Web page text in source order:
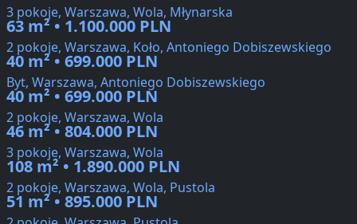
3 pokoje, Warszawa, Wola, Młynarska
63 m² • 1.100.000 PLN
2 pokoje, Warszawa, Koło, Antoniego Dobiszewskiego
40 m² • 699.000 PLN
Byt, Warszawa, Antoniego Dobiszewskiego
40 m² • 699.000 PLN
2 pokoje, Warszawa, Wola
46 m² • 804.000 PLN
3 pokoje, Warszawa, Wola
108 m² • 1.890.000 PLN
2 pokoje, Warszawa, Wola, Pustola
51 m² • 895.000 PLN